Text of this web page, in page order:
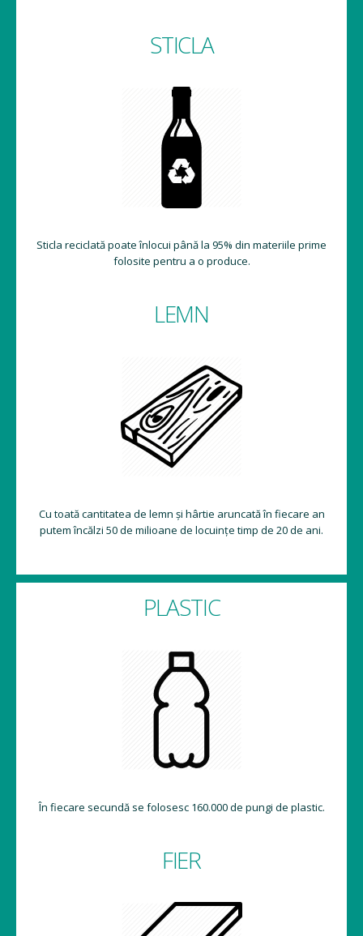
STICLA
Sticla reciclată poate înlocui până la 95% din materiile prime
folosite pentru a o produce.
LEMN
Cu toată cantitatea de lemn și hârtie aruncată în fiecare an
putem încălzi 50 de milioane de locuințe timp de 20 de ani.
PLASTIC
În fiecare secundă se folosesc 160.000 de pungi de plastic.
FIER